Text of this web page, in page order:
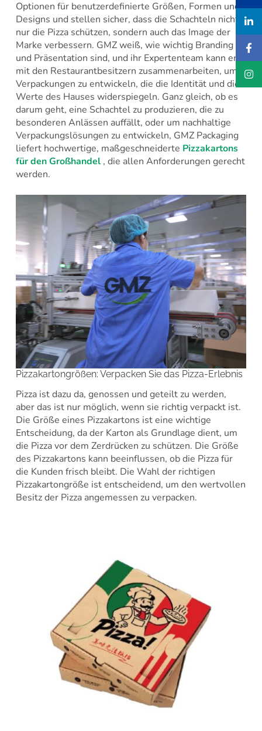
Optionen für benutzerdefinierte Größen, Formen und
Designs und stellen sicher, dass die Schachteln nicht
nur die Pizza schützen, sondern auch das Image der
Marke verbessern. GMZ weiß, wie wichtig Branding
und Präsentation sind, und ihr Expertenteam kann eng
mit den Restaurantbesitzern zusammenarbeiten, um
Verpackungen zu entwickeln, die die Identität und die
Werte des Hauses widerspiegeln. Ganz gleich, ob es
darum geht, eine Schachtel zu produzieren, die zu
besonderen Anlässen auffällt, oder um nachhaltige
Verpackungslösungen zu entwickeln, GMZ Packaging
liefert hochwertige, maßgeschneiderte Pizzakartons
für den Großhandel, die allen Anforderungen gerecht
werden.
Pizzakartongrößen: Verpacken Sie das Pizza-Erlebnis
Pizza ist dazu da, genossen und geteilt zu werden,
aber das ist nur möglich, wenn sie richtig verpackt ist.
Die Größe eines Pizzakartons ist eine wichtige
Entscheidung, da der Karton als Grundlage dient, um
die Pizza vor dem Zerdrücken zu schützen. Die Größe
des Pizzakartons kann beeinflussen, ob die Pizza für
die Kunden frisch bleibt. Die Wahl der richtigen
Pizzakartongröße ist entscheidend, um den wertvollen
Besitz der Pizza angemessen zu verpacken.